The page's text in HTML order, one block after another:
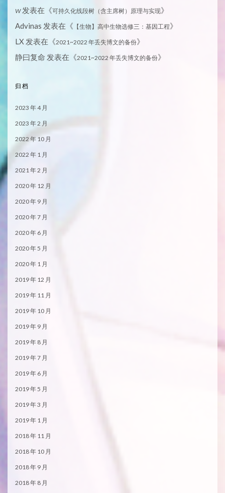
W发表在《可持久化线段树（含主席树）原理与实现》
Advinas 发表在《 【生物】高中生物选修三：基因工程》
LX 发表在《2021~2022 年丢失博文的备份》
静曰复命 发表在《2021~2022 年丢失博文的备份》
归档
2023 年 4 月
2023 年 2 月
2022 年 10 月
2022 年 1 月
2021 年 2 月
2020 年 12 月
2020 年 9 月
2020 年 7 月
2020 年 6 月
2020 年 5 月
2020 年 1 月
2019 年 12 月
2019 年 11 月
2019 年 10 月
2019 年 9 月
2019 年 8 月
2019 年 7 月
2019 年 6 月
2019 年 5 月
2019 年 3 月
2019 年 1 月
2018 年 11 月
2018 年 10 月
2018 年 9 月
2018 年 8 月